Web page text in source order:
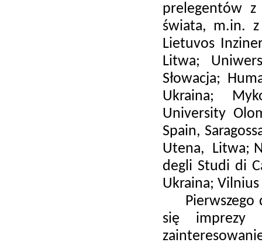
prelegentów
świata, m.in.
Lietuvos
Litwa;
Słowacja;
Ukraina;
University
Spain,
Utena, Litwa;
degli Studi di
Ukraina;
Pierwszego
się imprezy